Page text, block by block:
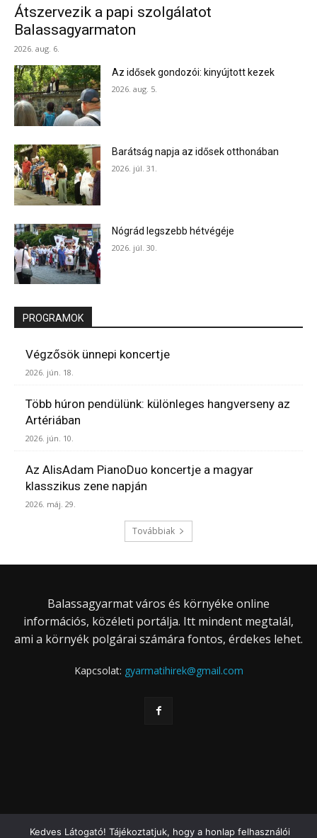
Átszervezik a papi szolgálatot
Balassagyarmaton
2026. aug. 6.
Az idősek gondozói: kinyújtott kezek
2026. aug. 5.
Barátság napja az idősek otthonában
2026. júl. 31.
Nógrád legszebb hétvégéje
2026. júl. 30.
PROGRAMOK
Végzősök ünnepi koncertje
2026. jún. 18.
Több húron pendülünk: különleges hangverseny az
Artériában
2026. jún. 10.
Az AlisAdam PianoDuo koncertje a magyar
klasszikus zene napján
2026. máj. 29.
Továbbiak
Balassagyarmat város és környéke online
információs, közéleti portálja. Itt mindent megtalál,
ami a környék polgárai számára fontos, érdekes lehet.
Kapcsolat: gyarmatihirek@gmail.com
Kedves Látogató! Tájékoztatjuk, hogy a honlap felhasználói